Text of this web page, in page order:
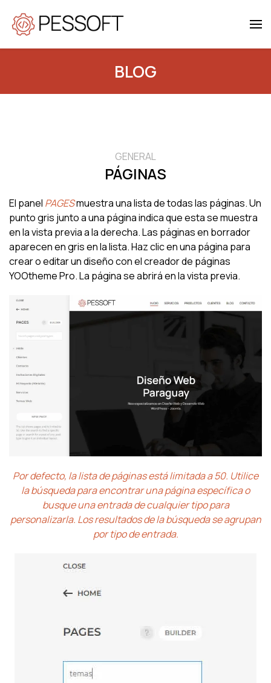
Skip to main content
BLOG
GENERAL
PÁGINAS
El panel PAGESmuestra una lista de todas las páginas. Un
punto gris junto a una página indica que esta se muestra
en la vista previa a la derecha. Las páginas en borrador
aparecen en gris en la lista. Haz clic en una página para
crear o editar un diseño con el creador de páginas
YOOtheme Pro. La página se abrirá en la vista previa.
Por defecto, la lista de páginas está limitada a 50. Utilice
la búsqueda para encontrar una página específica o
busque una entrada de cualquier tipo para
personalizarla. Los resultados de la búsqueda se agrupan
por tipo de entrada.